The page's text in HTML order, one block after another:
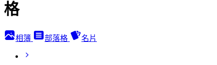
格
相簿 部落格 名片